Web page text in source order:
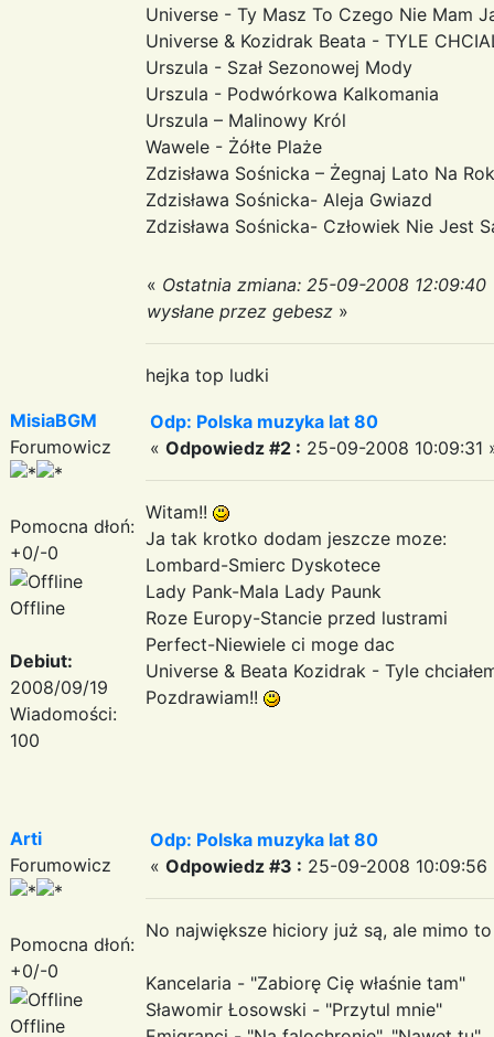
Universe - Ty Masz To Czego Nie Mam
Universe & Kozidrak Beata - TYLE
Urszula - Szał Sezonowej Mody
Urszula - Podwórkowa Kalkomania
Urszula – Malinowy Król
Wawele - Żółte Plaże
Zdzisława Sośnicka – Żegnaj Lato Na Rok
Zdzisława Sośnicka- Aleja Gwiazd
Zdzisława Sośnicka- Człowiek Nie Jest
« Ostatnia zmiana: 25-09-2008 12:09:40
wysłane przez gebesz »
hejka top ludki
MisiaBGM
Forumowicz
Pomocna dłoń:
+0/-0
Offline
Debiut:
2008/09/19
Wiadomości:
100
Odp: Polska muzyka lat 80
« Odpowiedz #2 : 25-09-2008 10:09:31
Witam!!
Ja tak krotko dodam jeszcze moze:
Lombard-Smierc Dyskotece
Lady Pank-Mala Lady Paunk
Roze Europy-Stancie przed lustrami
Perfect-Niewiele ci moge dac
Universe & Beata Kozidrak - Tyle
Pozdrawiam!!
Arti
Forumowicz
Pomocna dłoń:
+0/-0
Offline
Odp: Polska muzyka lat 80
« Odpowiedz #3 : 25-09-2008 10:09:56
No największe hiciory już są, ale mimo
Kancelaria - "Zabiorę Cię właśnie tam"
Sławomir Łosowski - "Przytul mnie"